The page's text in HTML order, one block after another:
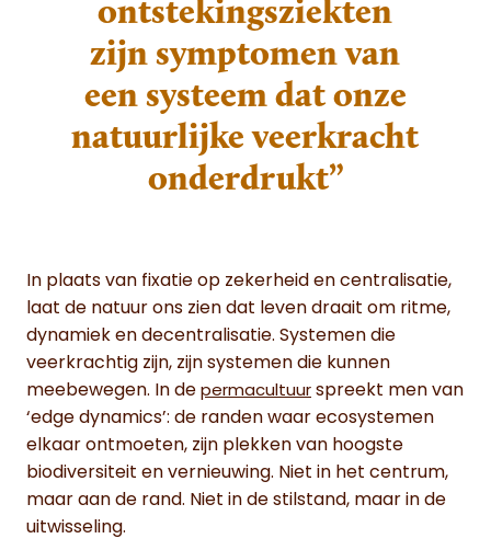
ontstekingsziekten
zijn symptomen van
een systeem dat onze
natuurlijke veerkracht
onderdrukt”
In plaats van fixatie op zekerheid en centralisatie,
laat de natuur ons zien dat leven draait om ritme,
dynamiek en decentralisatie. Systemen die
veerkrachtig zijn, zijn systemen die kunnen
meebewegen. In de permacultuur spreekt men van
‘edge dynamics’: de randen waar ecosystemen
elkaar ontmoeten, zijn plekken van hoogste
biodiversiteit en vernieuwing. Niet in het centrum,
maar aan de rand. Niet in de stilstand, maar in de
uitwisseling.